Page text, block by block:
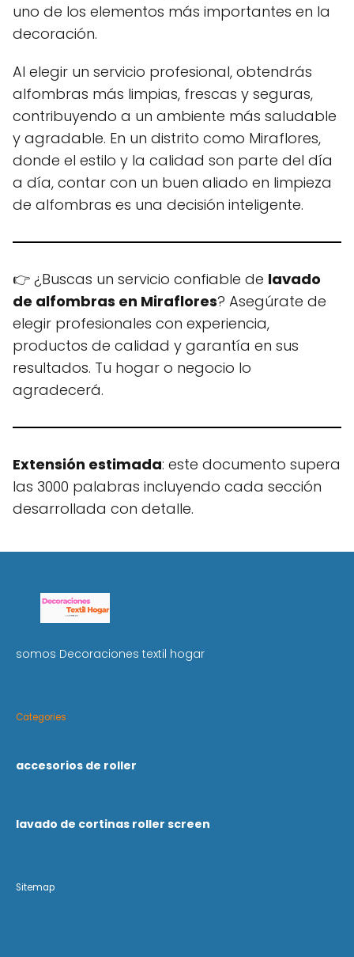
uno de los elementos más importantes en la
decoración.
Al elegir un servicio profesional, obtendrás
alfombras más limpias, frescas y seguras,
contribuyendo a un ambiente más saludable
y agradable. En un distrito como Miraflores,
donde el estilo y la calidad son parte del día
a día, contar con un buen aliado en limpieza
de alfombras es una decisión inteligente.
👉 ¿Buscas un servicio confiable de lavado
de alfombras en Miraflores? Asegúrate de
elegir profesionales con experiencia,
productos de calidad y garantía en sus
resultados. Tu hogar o negocio lo
agradecerá.
Extensión estimada: este documento supera
las 3000 palabras incluyendo cada sección
desarrollada con detalle.
somos Decoraciones textil hogar
Categories
accesorios de roller
lavado de cortinas roller screen
Sitemap